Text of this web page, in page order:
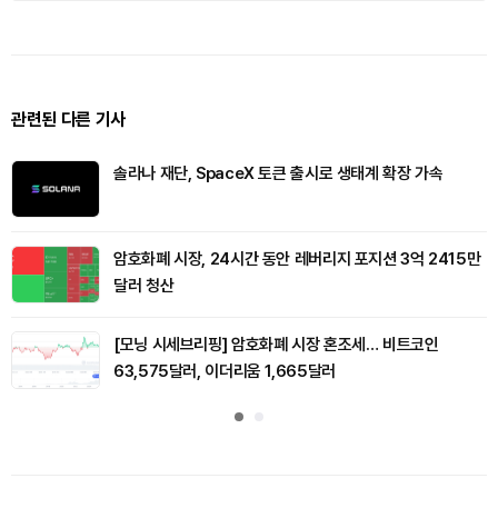
관련된 다른 기사
솔라나 재단, SpaceX 토큰 출시로 생태계 확장 가속
암호화폐 시장, 24시간 동안 레버리지 포지션 3억 2415만
달러 청산
[모닝 시세브리핑] 암호화폐 시장 혼조세… 비트코인
63,575달러, 이더리움 1,665달러